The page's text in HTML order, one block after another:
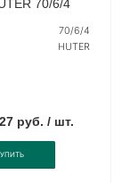
70/6/4
70/6/4
HUTER
руб. / шт.